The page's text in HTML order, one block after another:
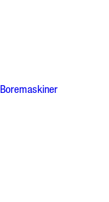
Boremaskiner